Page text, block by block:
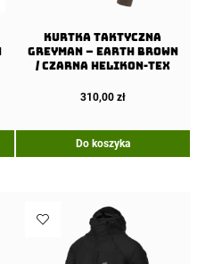
Kurtka Taktyczna
Greyman – Earth Brown
/ Czarna Helikon-Tex
310,00 zł
Do koszyka